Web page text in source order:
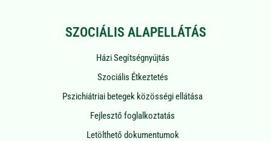
SZOCIÁLIS ALAPELLÁTÁS
Házi Segítségnyújtás
Szociális Étkeztetés
Pszichiátriai betegek közösségi ellátása
Fejlesztő foglalkoztatás
Letölthető dokumentumok